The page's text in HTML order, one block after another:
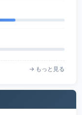
→ もっと見る